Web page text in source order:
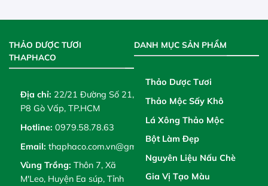
THẢO DƯỢC TƯƠI
THAPHACO
Địa chỉ: 22/21 Đường Số 21,
P8 Gò Vấp, TP.HCM
Hotline: 0979.58.78.63
Email: thaphaco.com.vn@gmail.com
Vùng Trồng: Thôn 7, Xã
M'Leo, Huyện Ea súp, Tỉnh
DANH MỤC SẢN PHẨM
Thảo Dược Tươi
Thảo Mộc Sấy Khô
Lá Xông Thảo Mộc
Bột Làm Đẹp
Nguyên Liệu Nấu Chè
Gia Vị Tạo Màu